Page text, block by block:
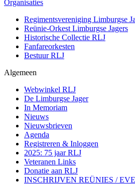
Organisaties
Regimentsvereniging Limburgse
Reünie-Orkest Limburgse Jagers
Historische Collectie RLJ
Fanfareorkesten
Bestuur RLJ
Algemeen
Webwinkel RLJ
De Limburgse Jager
In Memoriam
Nieuws
Nieuwsbrieven
Agenda
Registreren & Inloggen
2025: 75 jaar RLJ
Veteranen Links
Donatie aan RLJ
INSCHRIJVEN REÜNIES /